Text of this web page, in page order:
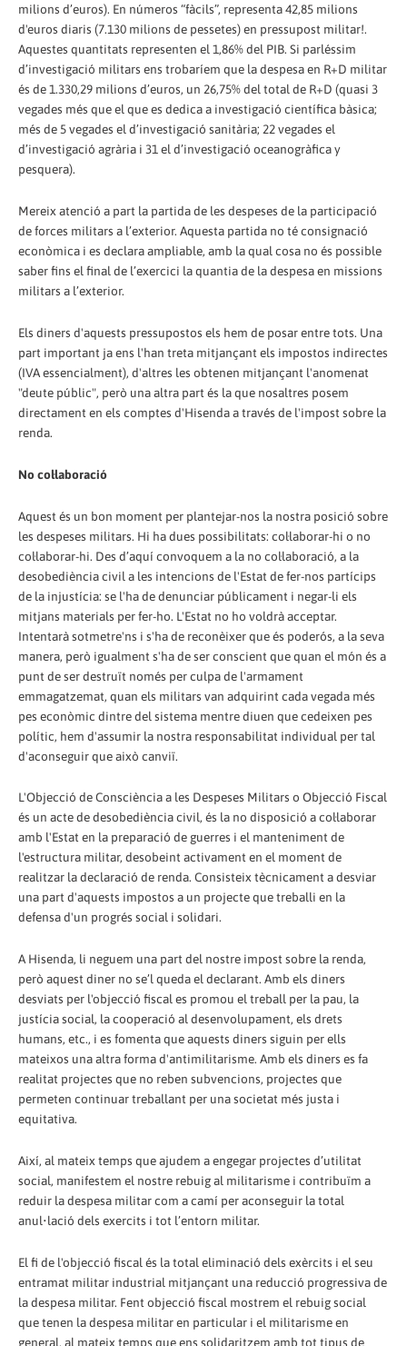
milions d’euros). En números “fàcils”, representa 42,85 milions
d'euros diaris (7.130 milions de pessetes) en pressupost militar!.
Aquestes quantitats representen el 1,86% del PIB. Si parléssim
d’investigació militars ens trobaríem que la despesa en R+D militar
és de 1.330,29 milions d’euros, un 26,75% del total de R+D (quasi 3
vegades més que el que es dedica a investigació científica bàsica;
més de 5 vegades el d’investigació sanitària; 22 vegades el
d’investigació agrària i 31 el d’investigació oceanogràfica y
pesquera).
Mereix atenció a part la partida de les despeses de la participació
de forces militars a l’exterior. Aquesta partida no té consignació
econòmica i es declara ampliable, amb la qual cosa no és possible
saber fins el final de l’exercici la quantia de la despesa en missions
militars a l’exterior.
Els diners d'aquests pressupostos els hem de posar entre tots. Una
part important ja ens l'han treta mitjançant els impostos indirectes
(IVA essencialment), d'altres les obtenen mitjançant l'anomenat
"deute públic", però una altra part és la que nosaltres posem
directament en els comptes d'Hisenda a través de l'impost sobre la
renda.
No col·laboració
Aquest és un bon moment per plantejar-nos la nostra posició sobre
les despeses militars. Hi ha dues possibilitats: col·laborar-hi o no
col·laborar-hi. Des d’aquí convoquem a la no col·laboració, a la
desobediència civil a les intencions de l'Estat de fer-nos partícips
de la injustícia: se l'ha de denunciar públicament i negar-li els
mitjans materials per fer-ho. L'Estat no ho voldrà acceptar.
Intentarà sotmetre'ns i s'ha de reconèixer que és poderós, a la seva
manera, però igualment s'ha de ser conscient que quan el món és a
punt de ser destruït només per culpa de l'armament
emmagatzemat, quan els militars van adquirint cada vegada més
pes econòmic dintre del sistema mentre diuen que cedeixen pes
polític, hem d'assumir la nostra responsabilitat individual per tal
d'aconseguir que això canviï.
L'Objecció de Consciència a les Despeses Militars o Objecció Fiscal
és un acte de desobediència civil, és la no disposició a col·laborar
amb l'Estat en la preparació de guerres i el manteniment de
l'estructura militar, desobeint activament en el moment de
realitzar la declaració de renda. Consisteix tècnicament a desviar
una part d'aquests impostos a un projecte que treballi en la
defensa d'un progrés social i solidari.
A Hisenda, li neguem una part del nostre impost sobre la renda,
però aquest diner no se’l queda el declarant. Amb els diners
desviats per l'objecció fiscal es promou el treball per la pau, la
justícia social, la cooperació al desenvolupament, els drets
humans, etc., i es fomenta que aquests diners siguin per ells
mateixos una altra forma d'antimilitarisme. Amb els diners es fa
realitat projectes que no reben subvencions, projectes que
permeten continuar treballant per una societat més justa i
equitativa.
Així, al mateix temps que ajudem a engegar projectes d’utilitat
social, manifestem el nostre rebuig al militarisme i contribuïm a
reduir la despesa militar com a camí per aconseguir la total
anul•lació dels exercits i tot l’entorn militar.
El fi de l'objecció fiscal és la total eliminació dels exèrcits i el seu
entramat militar industrial mitjançant una reducció progressiva de
la despesa militar. Fent objecció fiscal mostrem el rebuig social
que tenen la despesa militar en particular i el militarisme en
general, al mateix temps que ens solidaritzem amb tot tipus de